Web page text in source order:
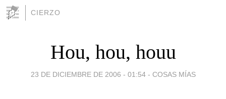
CIERZO
Hou, hou, houu
23 DE DICIEMBRE DE 2006 - 01:54 - COSAS MÍAS